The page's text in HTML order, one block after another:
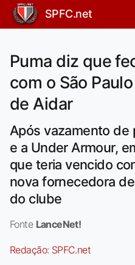
SPFC.net
Puma diz que
com o São
de Aidar
Após vazamento de
e a Under Armour,
que teria vencido
nova fornecedora
do clube
Fonte LanceNet!
Redação: SPFC.net